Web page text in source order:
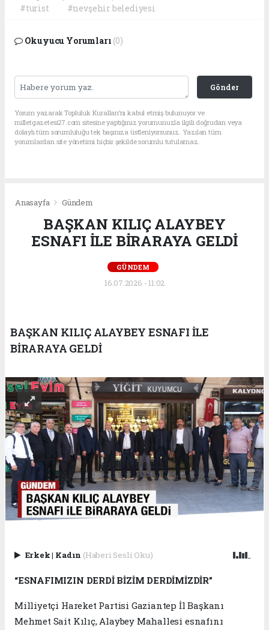
#turist
#nevşehir belediyesi
Okuyucu Yorumları (0)
Gönder
Yorum yazarak Topluluk Kuralları’nı kabul etmiş bulunuyor ve
milletgazetesi27.com sitesine yaptığınız yorumunuzla ilgili doğrudan veya
dolaylı tüm sorumluluğu tek başınıza üstleniyorsunuz. Yazılan tüm
yorumlardan site yönetimi hiçbir şekilde sorumlu tutulamaz.
Anasayfa Gündem
BAŞKAN KILIÇ ALAYBEY
ESNAFI İLE BİRARAYA GELDİ
GÜNDEM
16.07.2026 - 11:02
BAŞKAN KILIÇ ALAYBEY ESNAFI İLE
BİRARAYA GELDİ
Erkek| Kadın (Haberi Sesli Oku)
“ESNAFIMIZIN DERDİ BİZİM DERDİMİZDİR”
Milliyetçi Hareket Partisi Gaziantep İl Başkanı
Mehmet Sait Kılıç, Alaybey Mahallesi esnafını